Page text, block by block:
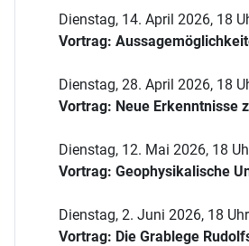
Dienstag, 14. April 2026, 18
Vortrag:
Dienstag, 28. April 2026, 18
Vortrag: Neue Erkenntnisse
Dienstag, 12. Mai 2026, 18
Vortrag: Geophysikalische
Dienstag, 2. Juni 2026, 18
Vortrag: Die Grablege